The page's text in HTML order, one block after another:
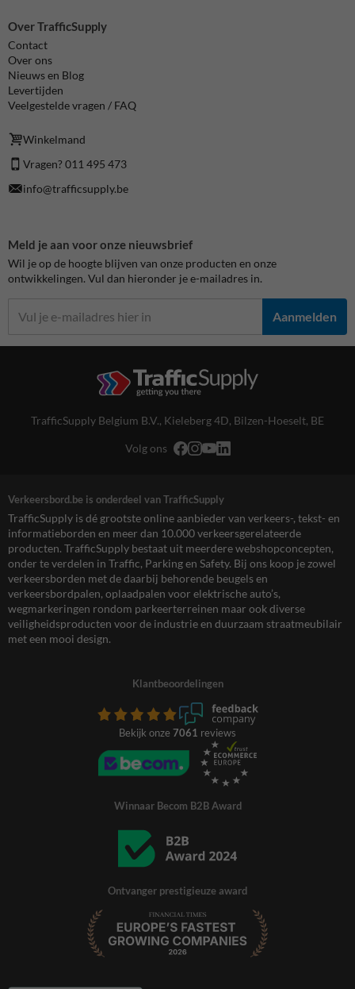
Over TrafficSupply
Contact
Over ons
Nieuws en Blog
Levertijden
Veelgestelde vragen / FAQ
Winkelmand
Vragen? 011 495 473
info@trafficsupply.be
Meld je aan voor onze nieuwsbrief
Wil je op de hoogte blijven van onze producten en onze
ontwikkelingen. Vul dan hieronder je e-mailadres in.
Aanmelden
TrafficSupply Belgium B.V., Kieleberg 4D, Bilzen-Hoeselt, BE
Volg ons
Verkeersbord.be is onderdeel van TrafficSupply
TrafficSupply is dé grootste online aanbieder van verkeers-, tekst- en
informatieborden en meer dan 10.000 verkeersgerelateerde
producten. TrafficSupply bestaat uit meerdere webshopconcepten,
onder te verdelen in Traffic, Parking en Safety. Bij ons koop je zowel
verkeersborden met de daarbij behorende beugels en
verkeersbordpalen, oplaadpalen voor elektrische auto’s,
wegmarkeringen rondom parkeerterreinen maar ook diverse
veiligheidsproducten voor de industrie en duurzaam straatmeubilair
met een mooi design.
Klantbeoordelingen
Bekijk onze 7061 reviews
Winnaar Becom B2B Award
Ontvanger prestigieuze award